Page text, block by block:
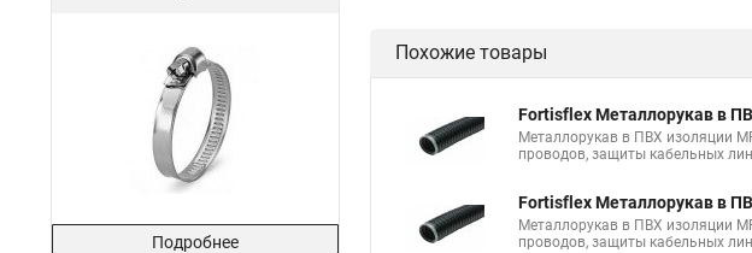
Подробнее
Похожие товары
Fortisflex Металлорукав в
Металлорукав в ПВХ изоляции
проводов, защиты кабельных
Fortisflex Металлорукав в
Металлорукав в ПВХ изоляции
проводов, защиты кабельных